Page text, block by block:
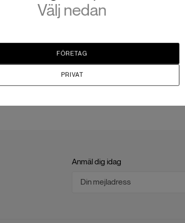
Välj nedan
FÖRETAG
PRIVAT
Anmäl dig idag